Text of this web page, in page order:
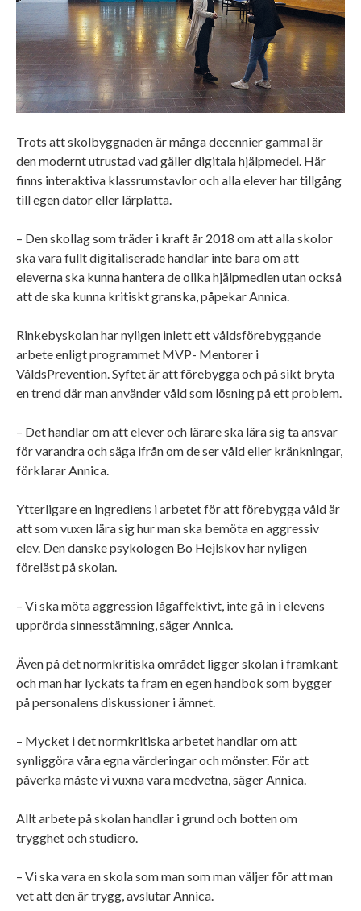
Trots att skolbyggnaden är många decennier gammal är
den modernt utrustad vad gäller digitala hjälpmedel. Här
finns interaktiva klassrumstavlor och alla elever har tillgång
till egen dator eller lärplatta.
– Den skollag som träder i kraft år 2018 om att alla skolor
ska vara fullt digitaliserade handlar inte bara om att
eleverna ska kunna hantera de olika hjälpmedlen utan också
att de ska kunna kritiskt granska, påpekar Annica.
Rinkebyskolan har nyligen inlett ett våldsförebyggande
arbete enligt programmet MVP- Mentorer i
VåldsPrevention. Syftet är att förebygga och på sikt bryta
en trend där man använder våld som lösning på ett problem.
– Det handlar om att elever och lärare ska lära sig ta ansvar
för varandra och säga ifrån om de ser våld eller kränkningar,
förklarar Annica.
Ytterligare en ingrediens i arbetet för att förebygga våld är
att som vuxen lära sig hur man ska bemöta en aggressiv
elev. Den danske psykologen Bo Hejlskov har nyligen
föreläst på skolan.
– Vi ska möta aggression lågaffektivt, inte gå in i elevens
upprörda sinnesstämning, säger Annica.
Även på det normkritiska området ligger skolan i framkant
och man har lyckats ta fram en egen handbok som bygger
på personalens diskussioner i ämnet.
– Mycket i det normkritiska arbetet handlar om att
synliggöra våra egna värderingar och mönster. För att
påverka måste vi vuxna vara medvetna, säger Annica.
Allt arbete på skolan handlar i grund och botten om
trygghet och studiero.
– Vi ska vara en skola som man som man väljer för att man
vet att den är trygg, avslutar Annica.